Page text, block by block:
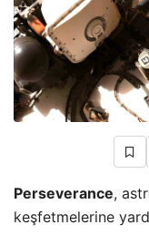
Perseverance,
keşfetmelerine